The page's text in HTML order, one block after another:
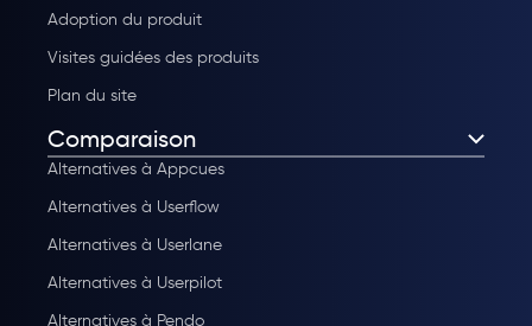
Adoption du produit
Visites guidées des produits
Plan du site
Comparaison
Alternatives à Appcues
Alternatives à Userflow
Alternatives à Userlane
Alternatives à Userpilot
Alternatives à Pendo